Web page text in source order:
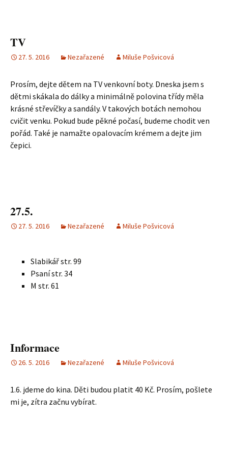
TV
27. 5. 2016 Nezařazené Miluše Pošvicová
Prosím, dejte dětem na TV venkovní boty. Dneska jsem s
dětmi skákala do dálky a minimálně polovina třídy měla
krásné střevíčky a sandály. V takových botách nemohou
cvičit venku. Pokud bude pěkné počasí, budeme chodit ven
pořád. Také je namažte opalovacím krémem a dejte jim
čepici.
27.5.
27. 5. 2016 Nezařazené Miluše Pošvicová
Slabikář str. 99
Psaní str. 34
M str. 61
Informace
26. 5. 2016 Nezařazené Miluše Pošvicová
1.6. jdeme do kina. Děti budou platit 40 Kč. Prosím, pošlete
mi je, zítra začnu vybírat.